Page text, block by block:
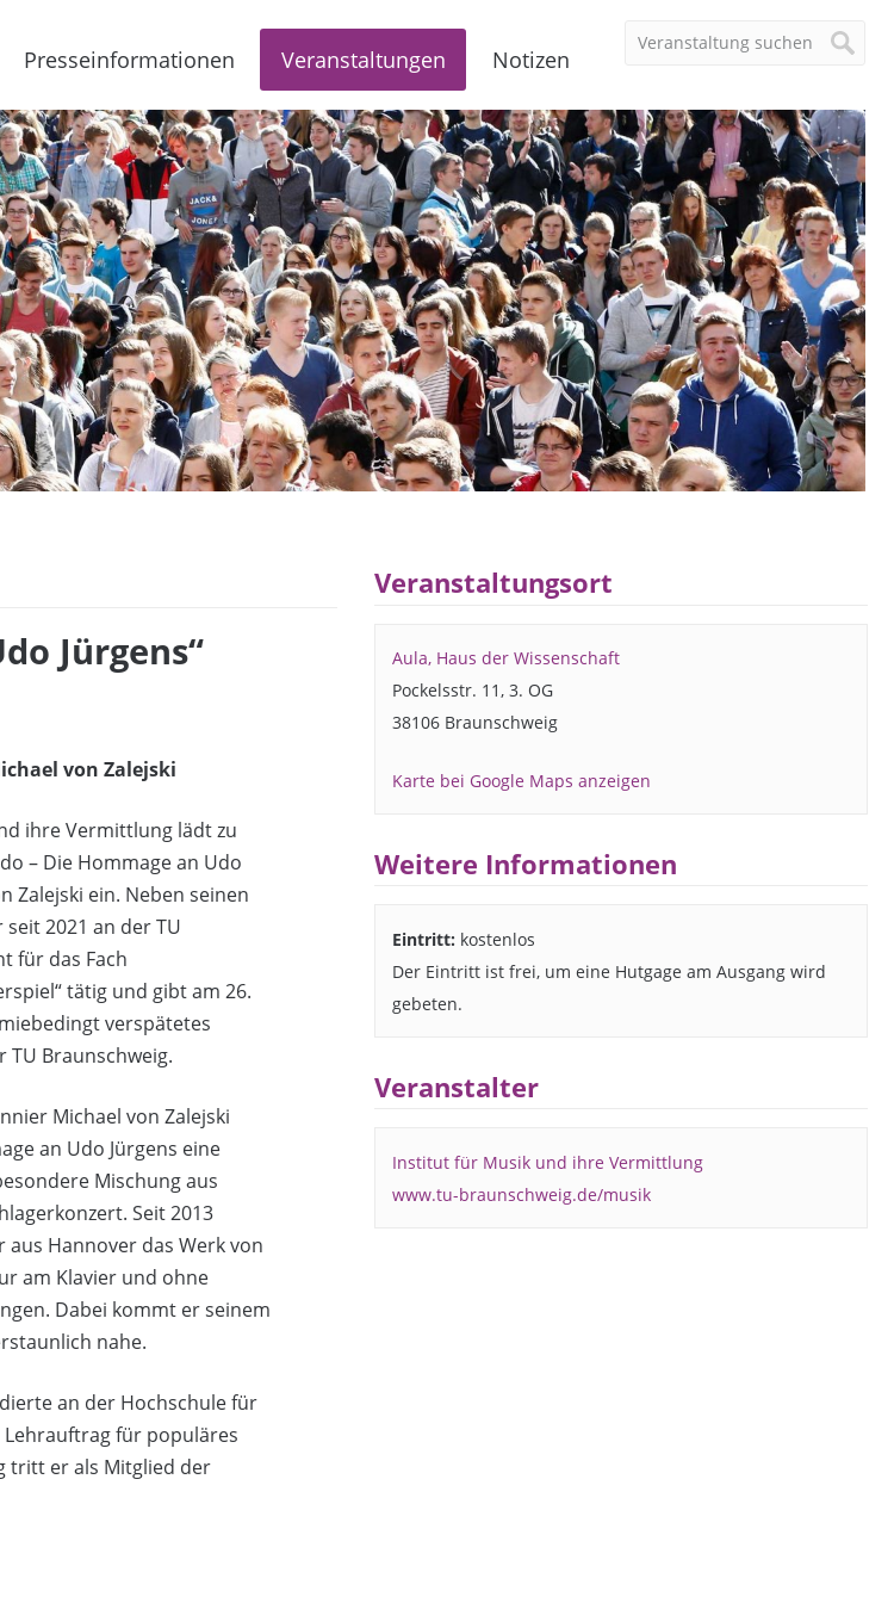
Presseinformationen Veranstaltungen Notizen
Jürgens“
von Zalejski
ihre Vermittlung lädt zu
– Die Hommage an Udo
Zalejski ein. Neben seinen
2021 an der TU
für das Fach
tätig und gibt am 26.
verspätetes
TU Braunschweig.
Michael von Zalejski
an Udo Jürgens eine
Mischung aus
Seit 2013
Hannover das Werk von
am Klavier und ohne
Dabei kommt er seinem
nahe.
an der Hochschule für
Lehrauftrag für populäres
tritt er als Mitglied der
Veranstaltungsort
Aula, Haus der Wissenschaft
Pockelsstr. 11, 3. OG
38106 Braunschweig
Karte bei Google Maps anzeigen
Weitere Informationen
Eintritt: kostenlos
Der Eintritt ist frei, um eine Hutgage am Ausgang wird
gebeten.
Veranstalter
Institut für Musik und ihre Vermittlung
www.tu-braunschweig.de/musik